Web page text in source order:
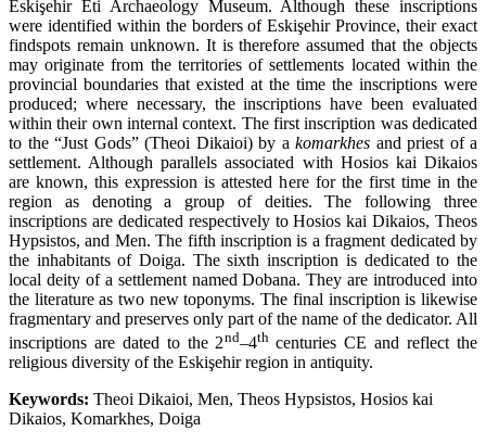
Eskişehir Eti Archaeology Museum. Although these inscriptions
were identified within the borders of Eskişehir Province, their exact
findspots remain unknown. It is therefore assumed that the objects
may originate from the territories of settlements located within the
provincial boundaries that existed at the time the inscriptions were
produced; where necessary, the inscriptions have been evaluated
within their own internal context. The first inscription was dedicated
to the “Just Gods” (Theoi Dikaioi) by a komarkhes and priest of a
settlement. Although parallels associated with Hosios kai Dikaios
are known, this expression is attested here for the first time in the
region as denoting a group of deities. The following three
inscriptions are dedicated respectively to Hosios kai Dikaios, Theos
Hypsistos, and Men. The fifth inscription is a fragment dedicated by
the inhabitants of Doiga. The sixth inscription is dedicated to the
local deity of a settlement named Dobana. They are introduced into
the literature as two new toponyms. The final inscription is likewise
fragmentary and preserves only part of the name of the dedicator. All
inscriptions are dated to the 2nd–4thcenturies CE and reflect the
religious diversity of the Eskişehir region in antiquity.
Keywords: Theoi Dikaioi, Men, Theos Hypsistos, Hosios kai
Dikaios, Komarkhes, Doiga